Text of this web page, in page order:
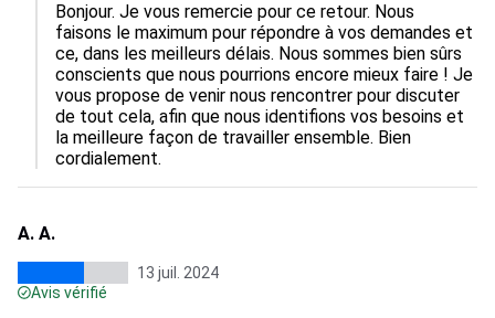
Bonjour. Je vous remercie pour ce retour. Nous
faisons le maximum pour répondre à vos demandes et
ce, dans les meilleurs délais. Nous sommes bien sûrs
conscients que nous pourrions encore mieux faire ! Je
vous propose de venir nous rencontrer pour discuter
de tout cela, afin que nous identifions vos besoins et
la meilleure façon de travailler ensemble. Bien
cordialement.
A. A.
13 juil. 2024
Avis vérifié